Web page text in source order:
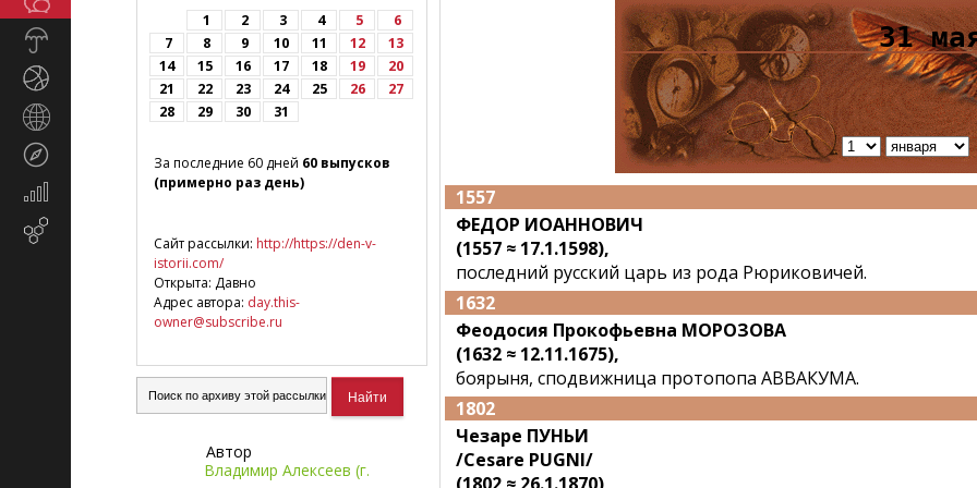
Экономика
маркетинг
1 2 3 4 5
6
7
8 9 10 11 12
13
14
15 16 17 18 19
20
21
22 23 24 25 26
27
28
29 30 31
За последние 60 дней 60 выпусков
(примерно раз день)
Сайт рассылки: http://https://den-v-
istorii.com/
Открыта: Давно
Адрес автора: day.this-
owner@subscribe.ru
Автор
Владимир Алексеев (г.
31
1557
ФЕДОР ИОАННОВИЧ
(1557 ≈ 17.1.1598),
последний русский царь из рода Рюриковичей.
1632
Феодосия Прокофьевна МОРОЗОВА
(1632 ≈ 12.11.1675),
боярыня, сподвижница протопопа АВВАКУМА.
1802
Чезаре ПУНЬИ
/Cesare PUGNI/